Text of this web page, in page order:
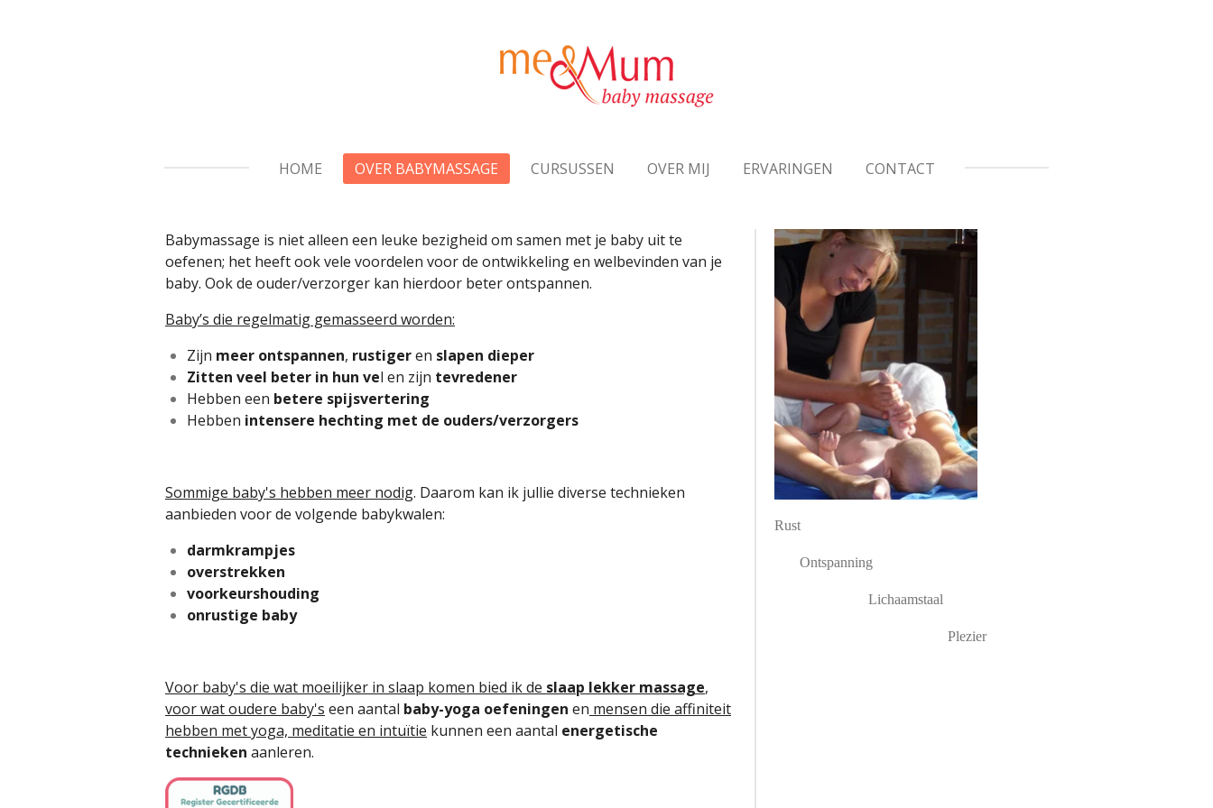
HOME OVER BABYMASSAGE CURSUSSEN OVER MIJ ERVARINGEN CONTACT
Babymassage is niet alleen een leuke bezigheid om samen met je baby uit te
oefenen; het heeft ook vele voordelen voor de ontwikkeling en welbevinden van je
baby. Ook de ouder/verzorger kan hierdoor beter ontspannen.
Baby’s die regelmatig gemasseerd worden:
Zijn meer ontspannen, rustigeren slapen dieper
Zitten veel beter in hun vel en zijn tevredener
Hebben een betere spijsvertering
Hebben intensere hechting met de ouders/verzorgers
Sommige baby's hebben meer nodig. Daarom kan ik jullie diverse technieken
aanbieden voor de volgende babykwalen:
darmkrampjes
overstrekken
voorkeurshouding
onrustige baby
Voor baby's die wat moeilijker in slaap komen bied ik de slaap lekker massage,
voor wat oudere baby's een aantal baby-yoga oefeningen en mensen die affiniteit
hebben met yoga, meditatie en intuïtie kunnen een aantal energetische
technieken aanleren.
Rust
Ontspanning
Lichaamstaal
Plezier